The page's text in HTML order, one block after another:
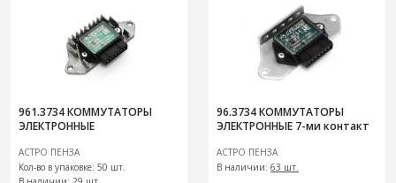
961.3734 КОММУТАТОРЫ
ЭЛЕКТРОННЫЕ
АСТРО ПЕНЗА
Кол-во в упаковке: 50 шт.
96.3734 КОММУТАТОРЫ
ЭЛЕКТРОННЫЕ 7-ми контакт
АСТРО ПЕНЗА
В наличии: 63 шт.